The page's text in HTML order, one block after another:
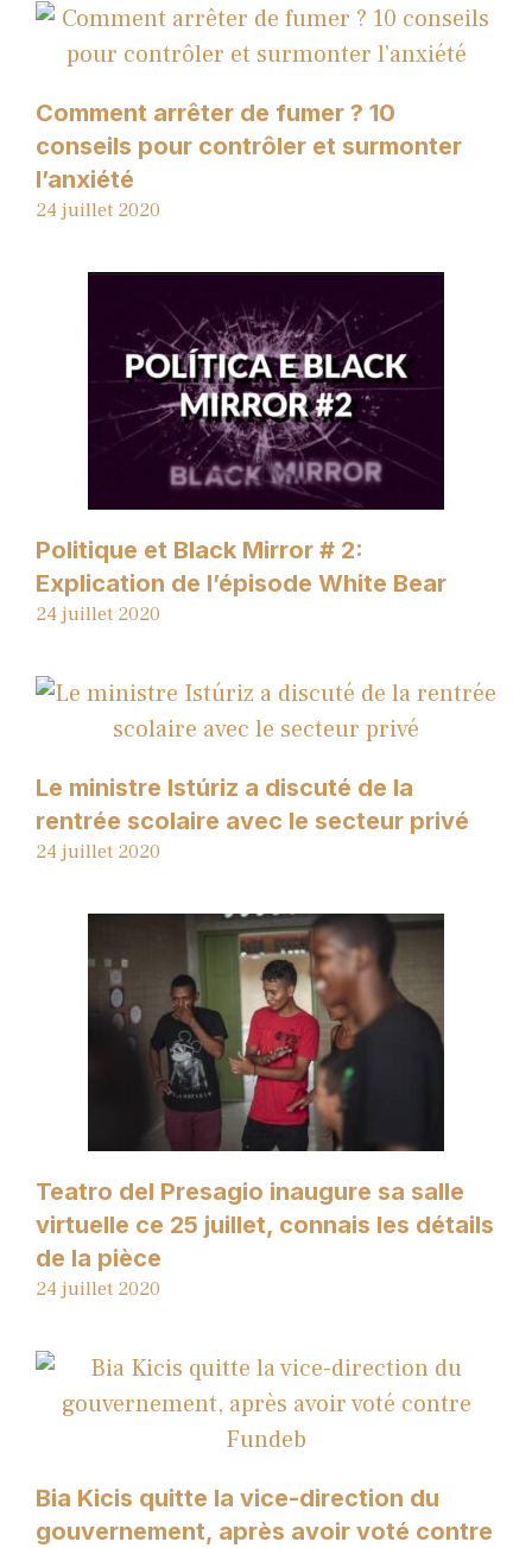
Comment arrêter de fumer ? 10
conseils pour contrôler et surmonter
l’anxiété
24 juillet 2020
Politique et Black Mirror # 2:
Explication de l’épisode White Bear
24 juillet 2020
Le ministre Istúriz a discuté de la
rentrée scolaire avec le secteur privé
24 juillet 2020
Teatro del Presagio inaugure sa salle
virtuelle ce 25 juillet, connais les détails
de la pièce
24 juillet 2020
Bia Kicis quitte la vice-direction du
gouvernement, après avoir voté contre